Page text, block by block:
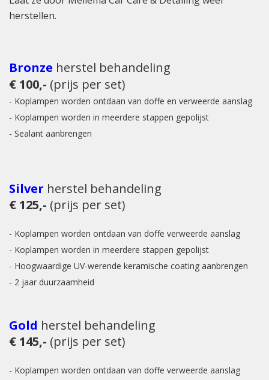
herstellen.
Bronze herstel behandeling
€ 100,- (prijs per set)
- Koplampen worden ontdaan van doffe en verweerde aanslag
- Koplampen worden in meerdere stappen gepolijst
- Sealant aanbrengen
Silver herstel behandeling
€ 125,- (prijs per set)
- Koplampen worden ontdaan van doffe verweerde aanslag
- Koplampen worden in meerdere stappen gepolijst
- Hoogwaardige UV-werende keramische coating aanbrengen
- 2 jaar duurzaamheid
Gold herstel behandeling
€ 145,- (prijs per set)
- Koplampen worden ontdaan van doffe verweerde aanslag